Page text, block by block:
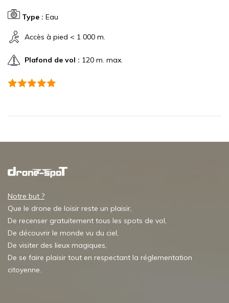
Type : Eau
Accès à pied < 1 000 m.
Plafond de vol : 120 m. max.
Notre but ?
Que le drone de loisir reste un plaisir,
De recenser gratuitement tous les spots de vol,
De découvrir le monde vu du ciel,
De visiter des lieux magiques,
De se faire plaisir tout en respectant la réglementation
citoyenne.